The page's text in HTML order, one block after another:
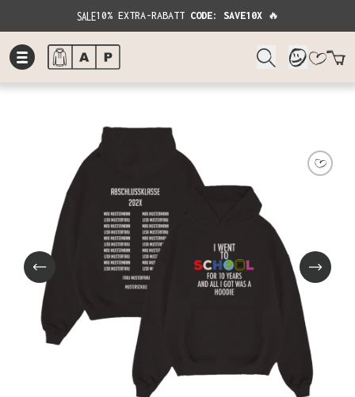
SALE10% EXTRA-RABATT CODE: SAVE10X🔥